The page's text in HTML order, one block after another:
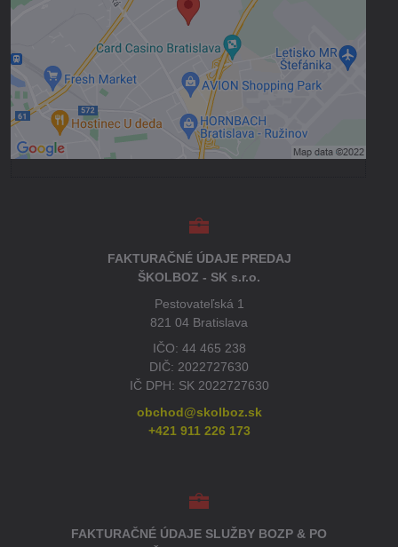
Povoliť tentokrát
Povoliť a zapamätať - súhlas s druhom
cookie: Funkčné
Otvoriť obsah v novom okne
FAKTURAČNÉ ÚDAJE PREDAJ
ŠKOLBOZ - SK s.r.o.
Pestovateľská 1
821 04 Bratislava
IČO: 44 465 238
DIČ: 2022727630
IČ DPH: SK 2022727630
obchod@skolboz.sk
+421 911 226 173
FAKTURAČNÉ ÚDAJE SLUŽBY BOZP & PO